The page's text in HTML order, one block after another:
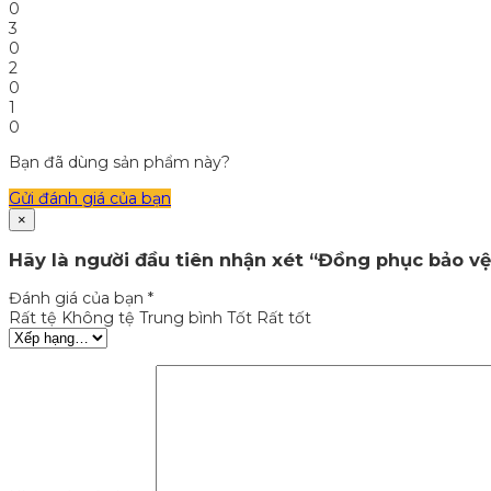
0
3
0
2
0
1
0
Bạn đã dùng sản phẩm này?
Gửi đánh giá của bạn
×
Hãy là người đầu tiên nhận xét “Đồng phục bảo vệ
Đánh giá của bạn *
Rất tệ Không tệ Trung bình Tốt Rất tốt